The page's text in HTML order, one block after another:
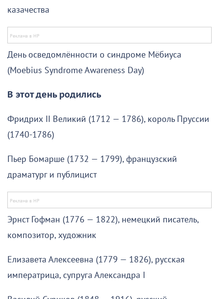
казачества
День осведомлённости о синдроме Мёбиуса
(Moebius Syndrome Awareness Day)
В этот день родились
Фридрих II Великий (1712 — 1786), король Пруссии
(1740-1786)
Пьер Бомарше (1732 — 1799), французский
драматург и публицист
Эрнст Гофман (1776 — 1822), немецкий писатель,
композитор, художник
Елизавета Алексеевна (1779 — 1826), русская
императрица, супруга Александра I